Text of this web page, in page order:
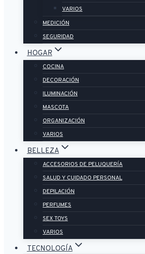
VARIOS
MEDICIÓN
SEGURIDAD
HOGAR
COCINA
DECORACIÓN
ILUMINACIÓN
MASCOTA
ORGANIZACIÓN
VARIOS
BELLEZA
ACCESORIOS DE PELUQUERÍA
SALUD Y CUIDADO PERSONAL
DEPILACIÓN
PERFUMES
SEX TOYS
VARIOS
TECNOLOGÍA